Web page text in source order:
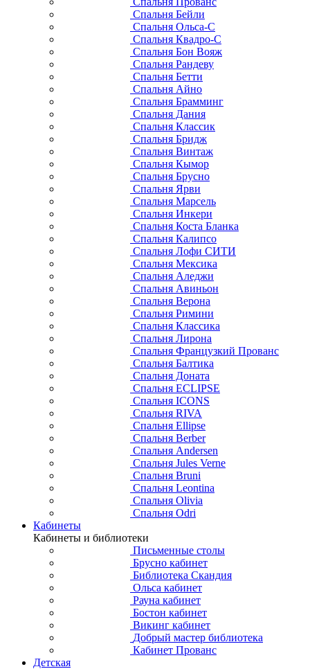
Спальня Бейли
Спальня Ольса-С
Спальня Квадро-С
Спальня Бон Вояж
Спальня Рандеву
Спальня Бетти
Спальня Айно
Спальня Брамминг
Спальня Дания
Спальня Классик
Спальня Бридж
Спальня Винтаж
Спальня Кымор
Спальня Брусно
Спальня Ярви
Спальня Марсель
Спальня Инкери
Спальня Коста Бланка
Спальня Калипсо
Спальня Лофи СИТИ
Спальня Мексика
Спальня Аледжи
Спальня Авиньон
Спальня Верона
Спальня Римини
Спальня Классика
Спальня Лирона
Спальня Французкий Прованс
Спальня Балтика
Спальня Доната
Спальня ECLIPSE
Спальня ICONS
Спальня RIVA
Спальня Ellipse
Спальня Berber
Спальня Andersen
Спальня Jules Verne
Спальня Bruni
Спальня Leontina
Спальня Olivia
Спальня Odri
Кабинеты
Кабинеты и библиотеки
Письменные столы
Брусно кабинет
Библиотека Скандия
Ольса кабинет
Рауна кабинет
Бостон кабинет
Викинг кабинет
Добрый мастер библиотека
Кабинет Прованс
Детская